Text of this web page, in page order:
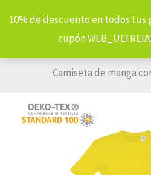
10% de descuento en todos tus
cupón
Camiseta de manga
Camiseta
de